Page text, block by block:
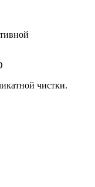
чистки.